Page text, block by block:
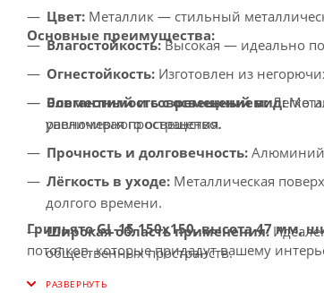
Цвет: Металлик — стильный
Влагостойкость:Высокая — идеально
Огнестойкость: Изготовлен из
Совместимость с освещением:Легко
равномерного освещения.
Основные преимущества:
Элегантный и современный вид:
увеличивая пространство.
Прочность и долговечность: Алюминий
Лёгкость в уходе: Металлическая
долгого времени.
Широкая область применения:
общественных пространств.
Грильято GL-15 150x150, высота 47 мм,
потолков, которые придадут вашему